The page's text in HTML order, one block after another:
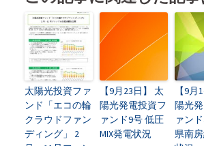
太陽光投資ファ
ンド「エコの輪
クラウドファン
ディング」 2
【9月23日】 太
陽光発電投資フ
ァンド9号 低圧
MIX発電状況
【9
陽光
ァン
県南